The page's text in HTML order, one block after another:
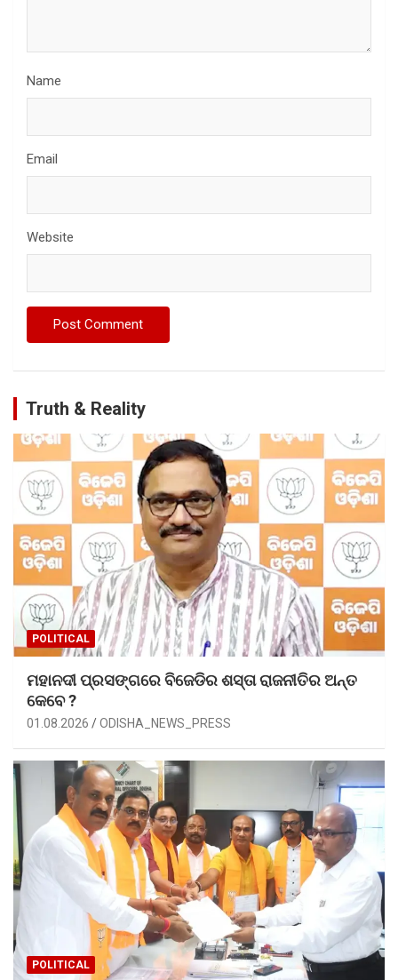
Name
Email
Website
Truth & Reality
POLITICAL
ମହାନଦୀ ପ୍ରସଙ୍ଗରେ ବିଜେଡିର ଶସ୍ତା ରାଜନୀତିର ଅନ୍ତ
କେବେ ?
01.08.2026 ODISHA_NEWS_PRESS
POLITICAL